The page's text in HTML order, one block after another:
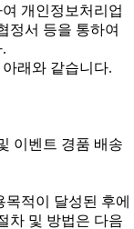
개인정보처리업
정서 등을 통하여
래와 같습니다.
이벤트 경품 배송
적이 달성된 후에
차 및 방법은 다음